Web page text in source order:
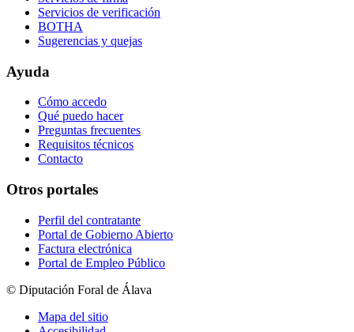
Servicios de verificación
BOTHA
Sugerencias y quejas
Ayuda
Cómo accedo
Qué puedo hacer
Preguntas frecuentes
Requisitos técnicos
Contacto
Otros portales
Perfil del contratante
Portal de Gobierno Abierto
Factura electrónica
Portal de Empleo Público
© Diputación Foral de Álava
Mapa del sitio